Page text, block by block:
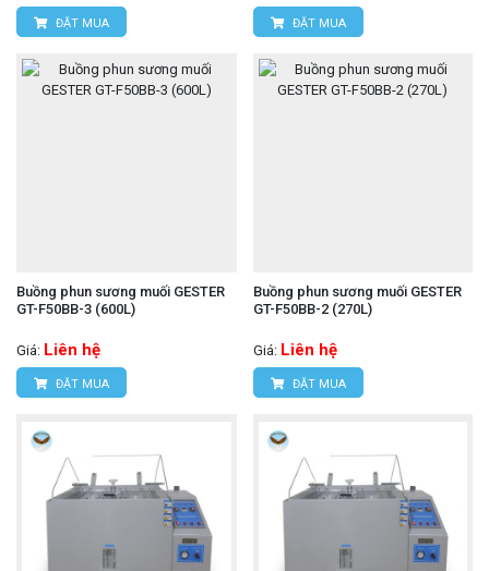
ĐẶT MUA ĐẶT MUA
Buồng phun sương muối GESTER
GT-F50BB-3 (600L)
Giá: Liên hệ
ĐẶT MUA
Buồng phun sương muối GESTER
GT-F50BB-2 (270L)
Giá: Liên hệ
ĐẶT MUA